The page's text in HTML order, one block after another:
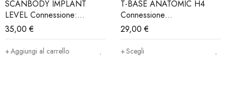
SCANBODY IMPLANT
LEVEL Connessione:
MegagenAnyridge® (Iva e
Trasporto incluso)
35,00€
Aggiungi al carrello
T-BASE ANATOMIC H4
Connessione
MegagenAnyridge® (Iva e
Trasporto Incluso)
29,00€
Scegli